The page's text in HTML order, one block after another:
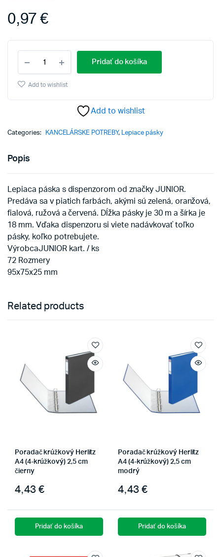
0,97€
páska
JUNIOR
s
18
30
Pridať do košíka
Add to wishlist
Add to wishlist
Categories: KANCELÁRSKE POTREBY, Lepiace pásky
Popis
Lepiaca páska s dispenzorom od značky JUNIOR.
Predáva sa v piatich farbách, akými sú zelená, oranžová,
fialová, ružová a červená. Dĺžka pásky je 30 m a šírka je
18 mm. Vďaka dispenzoru si viete nadávkovať toľko
pásky, koľko potrebujete.
VýrobcaJUNIOR kart. / ks
72 Rozmery
95x75x25 mm
Related products
Poradač krúžkový Herlitz
A4 (4-krúžkový) 2,5 cm
čierny
4,43 €
Pridať do košíka
Poradač krúžkový Herlitz
A4 (4-krúžkový) 2,5 cm
modrý
4,43 €
Pridať do košíka